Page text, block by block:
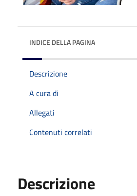
INDICE DELLA PAGINA
Descrizione
A cura di
Allegati
Contenuti correlati
Descrizione